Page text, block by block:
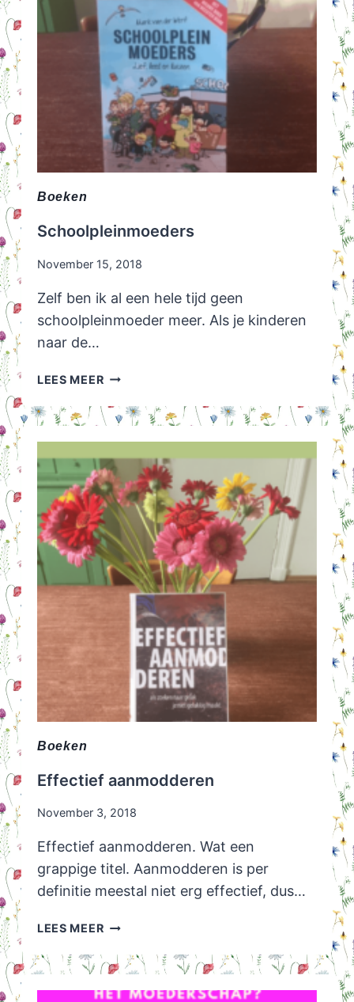
Boeken
Schoolpleinmoeders
November 15, 2018
Zelf ben ik al een hele tijd geen
schoolpleinmoeder meer. Als je kinderen
naar de…
LEES MEERSCHOOLPLEINMOEDERS
Boeken
Effectief aanmodderen
November 3, 2018
Effectief aanmodderen. Wat een
grappige titel. Aanmodderen is per
definitie meestal niet erg effectief, dus…
LEES MEEREFFECTIEF